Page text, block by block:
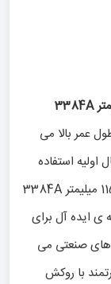
عمر بالا می
اولیه استفاده
شده است. توان واقعی موتور مینی فرز آهنگری 115 میلیمتر 3384A
ی ایده آل برای
های صنعتی می
با روکش